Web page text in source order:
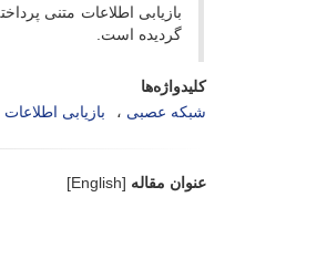
گردیده است.
کلیدواژه‌ها
شبکه عصبی
بازیابی اطلاعات
عنوان مقاله [English]